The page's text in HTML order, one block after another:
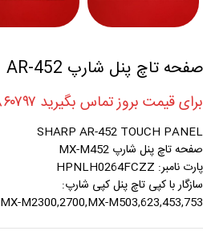
صفحه تاچ پنل شارپ AR-452
برای قیمت بروز تماس بگیرید ۰۲۱۸۸۸۶۰۷۹۷
SHARP AR-452 TOUCH PANEL
صفحه تاچ پنل شارپ MX-M452
پارت نامبر: HPNLH0264FCZZ
سازگار با کپی تاچ پنل کپی شارپ:
MX-M2300,2700,MX-M503,623,453,753